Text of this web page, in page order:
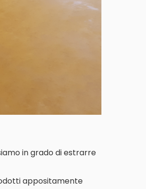
in grado di estrarre
appositamente